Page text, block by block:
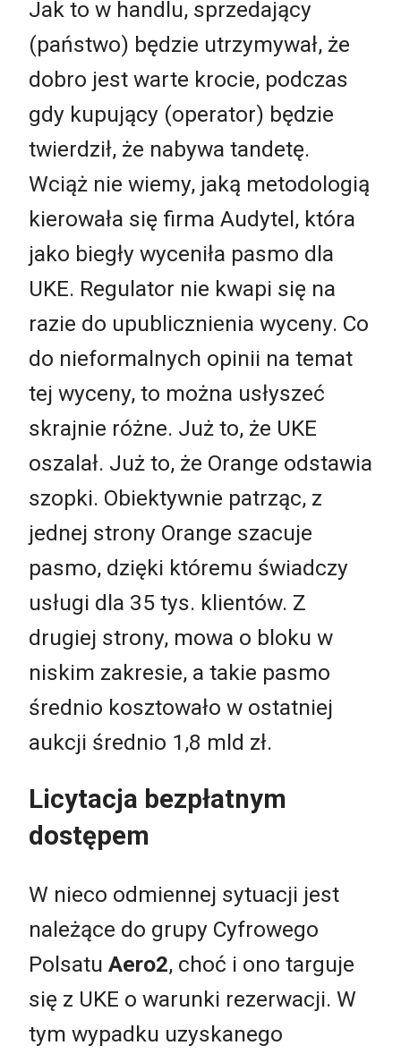
Jak to w handlu, sprzedający
(państwo) będzie utrzymywał, że
dobro jest warte krocie, podczas
gdy kupujący (operator) będzie
twierdził, że nabywa tandetę.
Wciąż nie wiemy, jaką metodologią
kierowała się firma Audytel, która
jako biegły wyceniła pasmo dla
UKE. Regulator nie kwapi się na
razie do upublicznienia wyceny. Co
do nieformalnych opinii na temat
tej wyceny, to można usłyszeć
skrajnie różne. Już to, że UKE
oszalał. Już to, że Orange odstawia
szopki. Obiektywnie patrząc, z
jednej strony Orange szacuje
pasmo, dzięki któremu świadczy
usługi dla 35 tys. klientów. Z
drugiej strony, mowa o bloku w
niskim zakresie, a takie pasmo
średnio kosztowało w ostatniej
aukcji średnio 1,8 mld zł.
Licytacja bezpłatnym
dostępem
W nieco odmiennej sytuacji jest
należące do grupy Cyfrowego
Polsatu Aero2, choć i ono targuje
się z UKE o warunki rezerwacji. W
tym wypadku uzyskanego